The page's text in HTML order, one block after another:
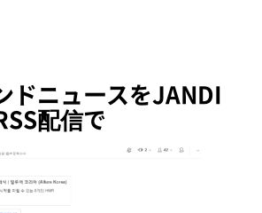
ドニュースをJANDI
配信で